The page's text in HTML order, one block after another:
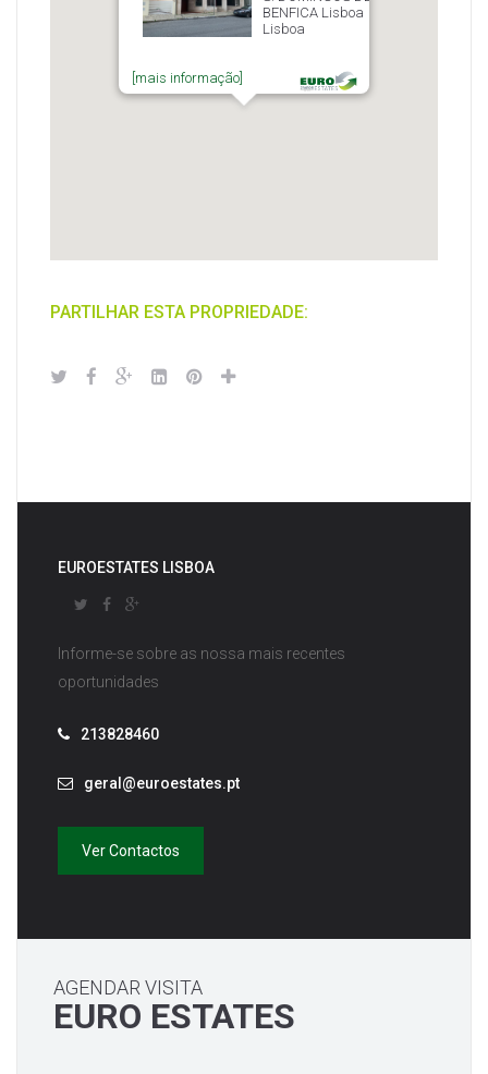
BENFICA Lisboa
Lisboa
[mais informação]
PARTILHAR ESTA PROPRIEDADE:
EUROESTATES LISBOA
Informe-se sobre as nossa mais recentes
oportunidades
213828460
geral@euroestates.pt
Ver Contactos
AGENDAR VISITA
EURO ESTATES